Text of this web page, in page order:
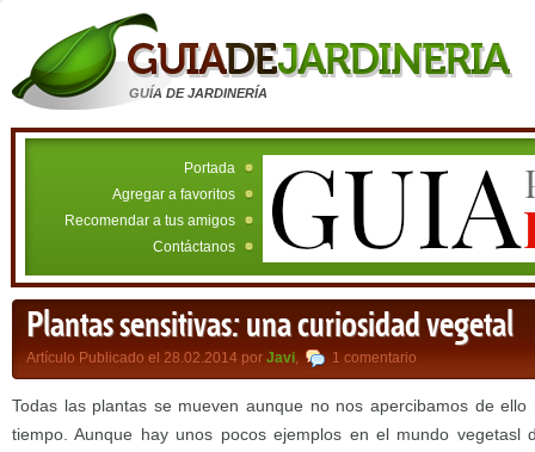
GUÍA DE JARDINERÍA
Portada
Agregar a favoritos
Recomendar a tus amigos
Contáctanos
Plantas sensitivas: una curiosidad vegetal
Artículo Publicado el 28.02.2014 por Javi, 1 comentario
Todas las plantas se mueven aunque no nos apercibamos de
tiempo. Aunque hay unos pocos ejemplos en el mundo vegetasl